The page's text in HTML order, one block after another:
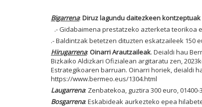
Bigarrena: Diruz lagundu daitezkeen
.- Gidabaimena prestatzeko azterketa teorikoa
.- Baldintzak betetzen dituzten eskatzaileek 150
Hirugarrena: Oinarri Arautzaileak. Deialdi hau
Bizkaiko Aldizkari Ofizialean argitaratu zen,
Estrategikoaren barruan. Oinarri horiek, deialdi
https://www.bermeo.eus/1304.html
Laugarrena: Zenbatekoa, guztira 300 euro,
Bosgarrena: Eskabideak aurkezteko epea